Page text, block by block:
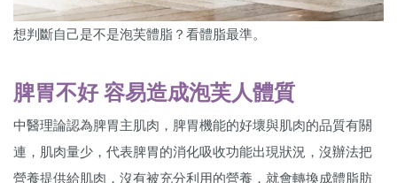
想判斷自己是不是泡芙體脂？看體脂最準。
脾胃不好 容易造成泡芙人體質
中醫理論認為脾胃主肌肉，脾胃機能的好壞與肌肉的品質有關
連，肌肉量少，代表脾胃的消化吸收功能出現狀況，沒辦法把
營養提供給肌肉，沒有被充分利用的營養，就會轉換成體脂肪